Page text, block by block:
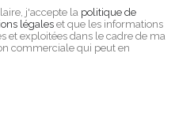
j'accepte la politique de
légaleset que les informations
et exploitées dans le cadre de ma
commerciale qui peut en